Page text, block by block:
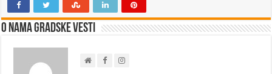
O nama Gradske Vesti